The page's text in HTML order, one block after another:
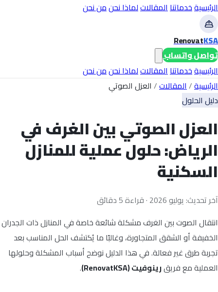
الرئيسيةخدماتناالمقالاتلماذا نحنمن نحن
RenovatKSA
تواصل واتساب
الرئيسيةخدماتناالمقالاتلماذا نحنمن نحن
الرئيسية/المقالات/ العزل الصوتي
دليل الحلول
العزل الصوتي بين الغرف في
الرياض: حلول عملية للمنازل
السكنية
آخر تحديث: يوليو 2026 · قراءة 5 دقائق
انتقال الصوت بين الغرف مشكلة شائعة خاصة في المنازل ذات الجدران
الخفيفة أو الشقق المتجاورة، وغالبًا ما يُكتشف الحل المناسب بعد
تجربة طرق غير فعالة. في هذا الدليل نوضح أسباب المشكلة وحلولها
العملية مع فريقرينوفيت (RenovatKSA) .